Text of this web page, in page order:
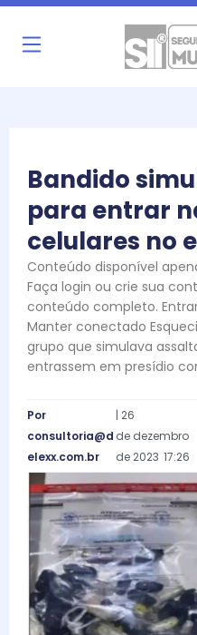
Ir
Bandido
para entrar
celulares no
Conteúdo disponível
Faça login ou crie sua
conteúdo completo.
Manter conectado
grupo que simulava
entrassem em presídio
Por
consultoria@d
elexx.com.br
| 26
de dezembro
de 2023 17:26